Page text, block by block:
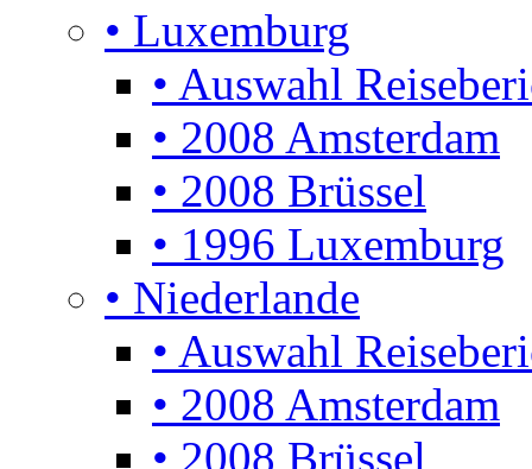
• Luxemburg
• Auswahl
• 2008 Amsterdam
• 2008 Brüssel
• 1996 Luxemburg
• Niederlande
• Auswahl
• 2008 Amsterdam
• 2008 Brüssel